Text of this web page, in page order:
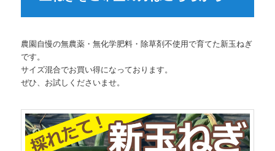
農園自慢の無農薬・無化学肥料・除草剤不使用で育てた新玉ねぎ
です。
サイズ混合でお買い得になっております。
ぜひ、お試しくださいませ。